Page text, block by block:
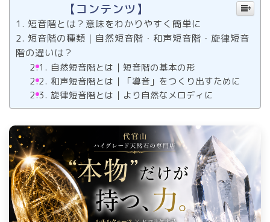
【コンテンツ】
短音階とは？意味をわかりやすく簡単に
短音階の種類｜自然短音階・和声短音階・旋律短音
階の違いは？
自然短音階とは｜短音階の基本の形
和声短音階とは｜「導音」をつくり出すために
旋律短音階とは｜より自然なメロディに